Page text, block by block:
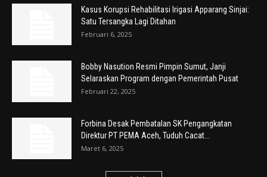
Kasus Korupsi Rehabilitasi Irigasi Apparang Sinjai:
Satu Tersangka Lagi Ditahan
Februari 6, 2025
Bobby Nasution Resmi Pimpin Sumut, Janji
Selaraskan Program dengan Pemerintah Pusat
Februari 22, 2025
Forbina Desak Pembatalan SK Pengangkatan
Direktur PT PEMA Aceh, Tuduh Cacat...
Maret 6, 2025